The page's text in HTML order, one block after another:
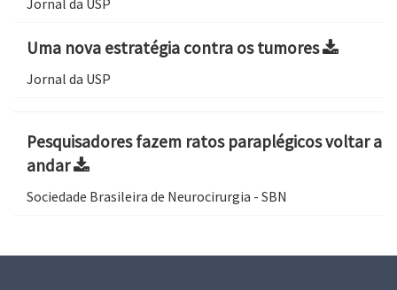
Jornal da USP
Uma nova estratégia contra os tumores
Jornal da USP
Pesquisadores fazem ratos paraplégicos voltar a
andar
Sociedade Brasileira de Neurocirurgia - SBN